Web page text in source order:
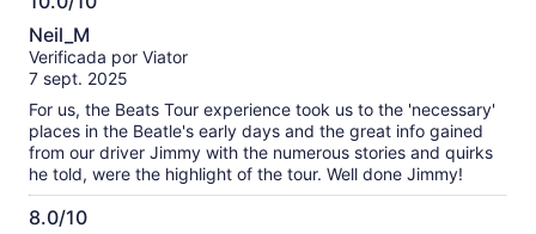
10.0
de
10
Neil_M
Verificada por Viator
7 sept. 2025
For us, the Beats Tour experience took us to the 'necessary'
places in the Beatle's early days and the great info gained
from our driver Jimmy with the numerous stories and quirks
he told, were the highlight of the tour. Well done Jimmy!
8.0/10